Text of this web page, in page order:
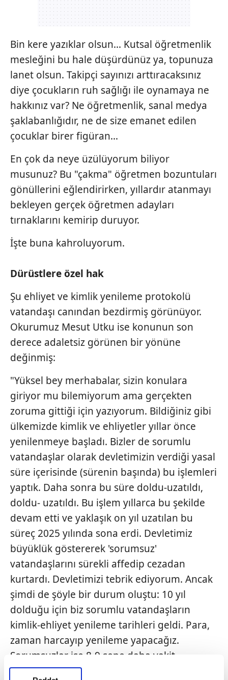
Bin kere yazıklar olsun... Kutsal öğretmenlik
mesleğini bu hale düşürdünüz ya, topunuza
lanet olsun. Takipçi sayınızı arttıracaksınız
diye çocukların ruh sağlığı ile oynamaya ne
hakkınız var? Ne öğretmenlik, sanal medya
şaklabanlığıdır, ne de size emanet edilen
çocuklar birer figüran...
En çok da neye üzülüyorum biliyor
musunuz? Bu "çakma" öğretmen bozuntuları
gönüllerini eğlendirirken, yıllardır atanmayı
bekleyen gerçek öğretmen adayları
tırnaklarını kemirip duruyor.
İşte buna kahroluyorum.
Dürüstlere özel hak
Şu ehliyet ve kimlik yenileme protokolü
vatandaşı canından bezdirmiş görünüyor.
Okurumuz Mesut Utku ise konunun son
derece adaletsiz görünen bir yönüne
değinmiş:
"Yüksel bey merhabalar, sizin konulara
giriyor mu bilemiyorum ama gerçekten
zoruma gittiği için yazıyorum. Bildiğiniz gibi
ülkemizde kimlik ve ehliyetler yıllar önce
yenilenmeye başladı. Bizler de sorumlu
vatandaşlar olarak devletimizin verdiği yasal
süre içerisinde (sürenin başında) bu işlemleri
yaptık. Daha sonra bu süre doldu-uzatıldı,
doldu- uzatıldı. Bu işlem yıllarca bu şekilde
devam etti ve yaklaşık on yıl uzatılan bu
süreç 2025 yılında sona erdi. Devletimiz
büyüklük göstererek 'sorumsuz'
vatandaşlarını sürekli affedip cezadan
kurtardı. Devletimizi tebrik ediyorum. Ancak
şimdi de şöyle bir durum oluştu: 10 yıl
dolduğu için biz sorumlu vatandaşların
kimlik-ehliyet yenileme tarihleri geldi. Para,
zaman harcayıp yenileme yapacağız.
Sorumsuzlar ise 8-9 sene daha vakit
kazandılar. Bunun bir sonu yok. Ama mutlaka